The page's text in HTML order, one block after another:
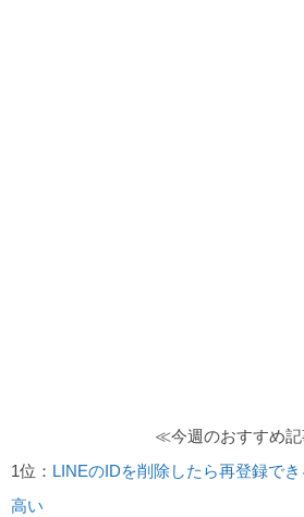
≪今週のおすすめ
1位： LINEのIDを削除したら再登録で
高い